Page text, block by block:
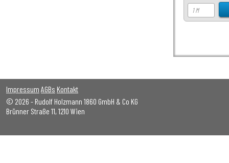
Impressum AGBs Kontakt
© 2026 - Rudolf Holzmann 1860 GmbH & Co KG
Brünner Straße 11, 1210 Wien